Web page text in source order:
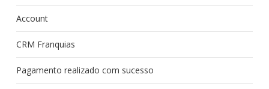
Account
CRM Franquias
Pagamento realizado com sucesso